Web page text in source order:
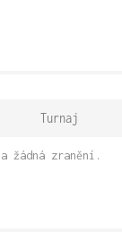
Turnaj
žádná zranění.